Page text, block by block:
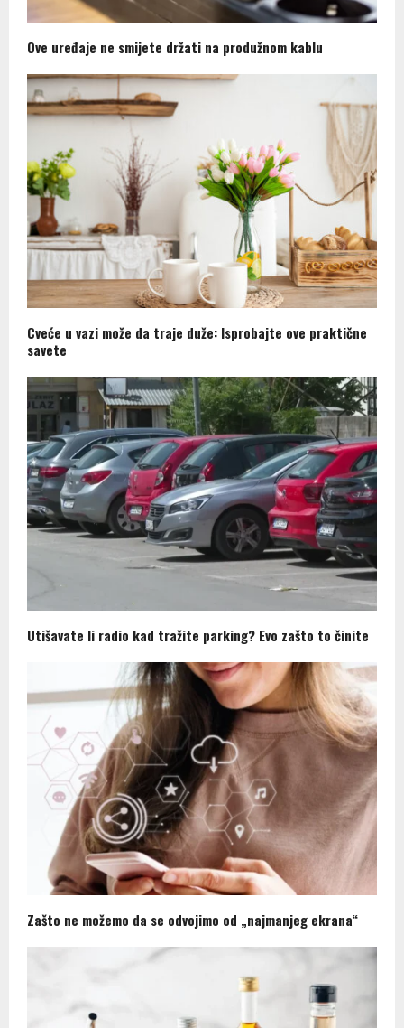
Ove uređaje ne smijete držati na produžnom kablu
Cveće u vazi može da traje duže: Isprobajte ove praktične
savete
Utišavate li radio kad tražite parking? Evo zašto to činite
Zašto ne možemo da se odvojimo od „najmanjeg ekrana“